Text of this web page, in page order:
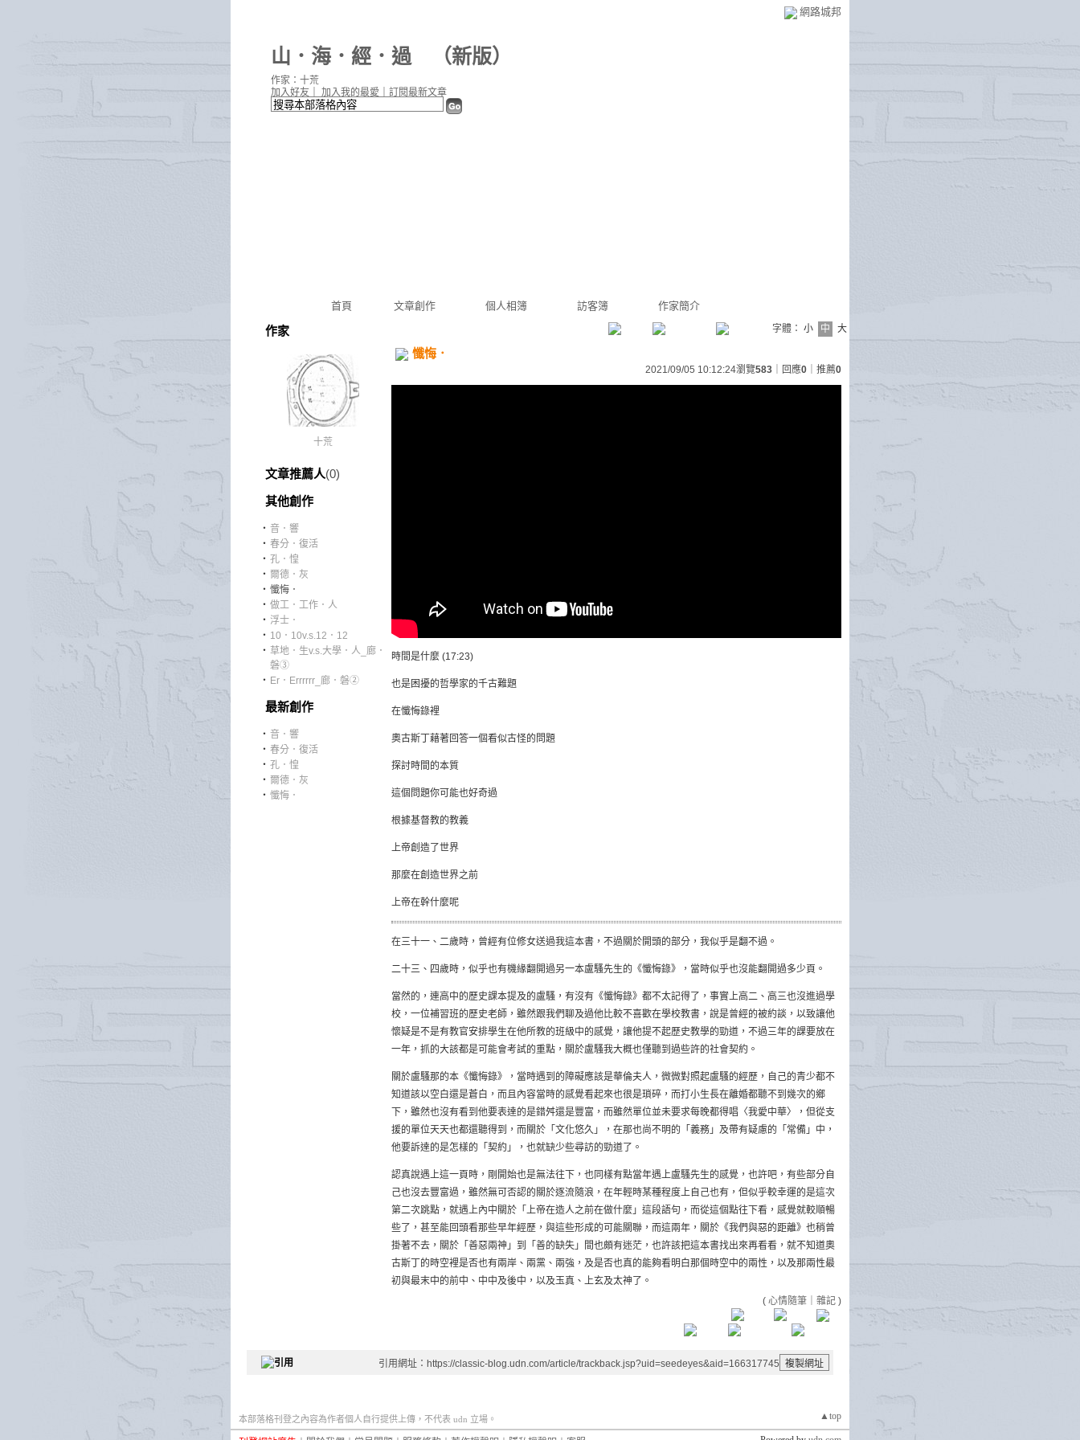
網路城邦
山．海．經．過 （新版）
首頁 文章創作 個人相簿 訪客簿 作家簡介
加入好友 加入我的最愛 訂閱最新文章
作家：十荒
作家
十荒
文章推薦人(0)
其他創作
‧ 音．響
‧ 春分．復活
‧ 孔．惶
‧ 爾德．灰
‧ 懺悔．
‧ 做工．工作．人
‧ 浮士．
‧ 10．10v.s.12．12
‧ 草地．生v.s.大學．人_廊．
磐③
‧ Er．Errrrrr_廊．磐②
最新創作
‧ 音．響
‧ 春分．復活
‧ 孔．惶
‧ 爾德．灰
‧ 懺悔．
字體： 小 中 大
懺悔．
2021/09/05 10:12:24瀏覽583 ｜回應0 ｜推薦0
時間是什麼 (17:23)
也是困擾的哲學家的千古難題
在懺悔錄裡
奧古斯丁藉著回答一個看似古怪的問題
探討時間的本質
這個問題你可能也好奇過
根據基督教的教義
上帝創造了世界
那麼在創造世界之前
上帝在幹什麼呢
在三十一、二歲時，曾經有位修女送過我這本書，不過關於開頭的部分，我似乎是翻不過。
二十三、四歲時，似乎也有機緣翻開過另一本盧騷先生的《懺悔錄》，當時似乎也沒能翻開過多少頁。
當然的，連高中的歷史課本提及的盧騷，有沒有《懺悔錄》都不太記得了，事實上高二、高三也沒進過學
校，一位補習班的歷史老師，雖然跟我們聊及過他比較不喜歡在學校教書，說是曾經的被約談，以致讓他
懷疑是不是有教官安排學生在他所教的班級中的感覺，讓他提不起歷史教學的勁道，不過三年的課要放在
一年，抓的大該都是可能會考試的重點，關於盧騷我大概也僅聽到過些許的社會契約。
關於盧騷那的本《懺悔錄》，當時遇到的障礙應該是華倫夫人，微微對照起盧騷的經歷，自己的青少都不
知道該以空白還是蒼白，而且內容當時的感覺看起來也很是瑣碎，而打小生長在離婚都聽不到幾次的鄉
下，雖然也沒有看到他要表達的是錯舛還是豐富，而雖然單位並未要求每晚都得唱〈我愛中華〉，但從支
援的單位天天也都還聽得到，而關於「文化悠久」，在那也尚不明的「義務」及帶有疑慮的「常備」中，
他要訴達的是怎樣的「契約」，也就缺少些尋訪的勁道了。
認真說遇上這一頁時，剛開始也是無法往下，也同樣有點當年遇上盧騷先生的感覺，也許吧，有些部分自
己也沒去豐富過，雖然無可否認的關於逐流隨浪，在年輕時某種程度上自己也有，但似乎較幸運的是這次
第二次跳點，就遇上內中關於「上帝在造人之前在做什麼」這段語句，而從這個點往下看，感覺就較順暢
些了，甚至能回頭看那些早年經歷，與這些形成的可能關聯，而這兩年，關於《我們與惡的距離》也稍曾
掛著不去，關於「善惡兩神」到「善的缺失」間也頗有迷茫，也許該把這本書找出來再看看，就不知道奧
古斯丁的時空裡是否也有兩岸、兩黨、兩強，及是否也真的能夠看明白那個時空中的兩性，以及那兩性最
初與最末中的前中、中中及後中，以及玉真、上玄及太神了。
( 心情隨筆 雜記 )
引用網址：https://classic-blog.udn.com/article/trackback.jsp?uid=seedeyes&aid=166317745
▲top
本部落格刊登之內容為作者個人自行提供上傳，不代表 udn 立場。